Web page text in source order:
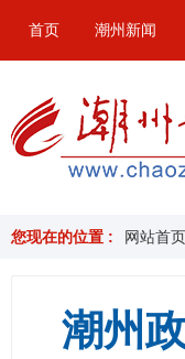
首页 潮州新闻
您现在的位置 : 网站首页
潮州